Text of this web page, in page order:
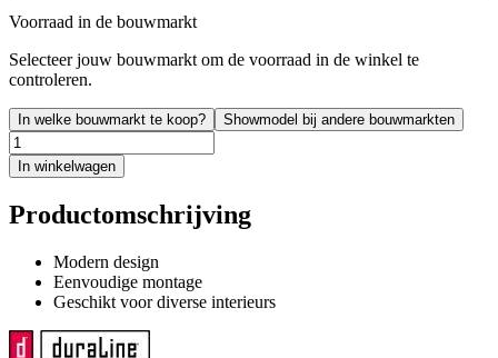
Voorraad in de bouwmarkt
Selecteer jouw bouwmarkt om de voorraad in de winkel te
controleren.
In welke bouwmarkt te koop? Showmodel bij andere bouwmarkten
In winkelwagen
Productomschrijving
Modern design
Eenvoudige montage
Geschikt voor diverse interieurs